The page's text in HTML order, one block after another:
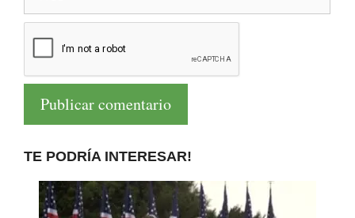
TE PODRÍA INTERESAR!